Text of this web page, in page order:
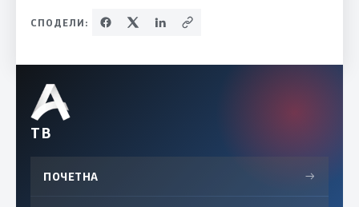
СПОДЕЛИ:
ТВ
ПОЧЕТНА →